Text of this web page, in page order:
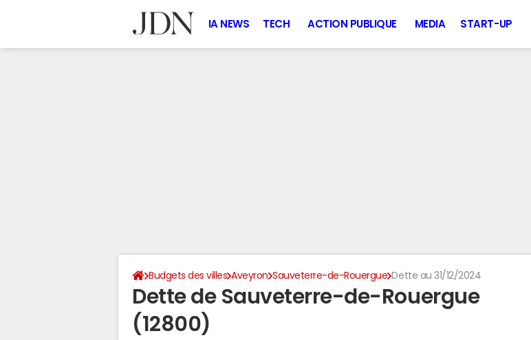
IA NEWS TECH ACTION PUBLIQUE MEDIA START-UP
Budgets des villes Aveyron Sauveterre-de-Rouergue Dette au 31/12/2024
Dette de Sauveterre-de-Rouergue
(12800)